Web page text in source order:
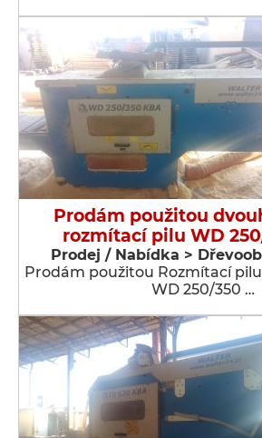
Prodám použitou
rozmítací pilu WD
Prodej / Nabídka >
Prodám použitou Rozmítací
WD 250/350 …